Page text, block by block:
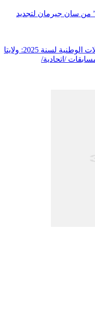
من سان جيرمان لتجديد
ألعاب القوى/ أماكن إجراء البطولات الوطنية لسنة 2025: ولايتا
/اتحادية/